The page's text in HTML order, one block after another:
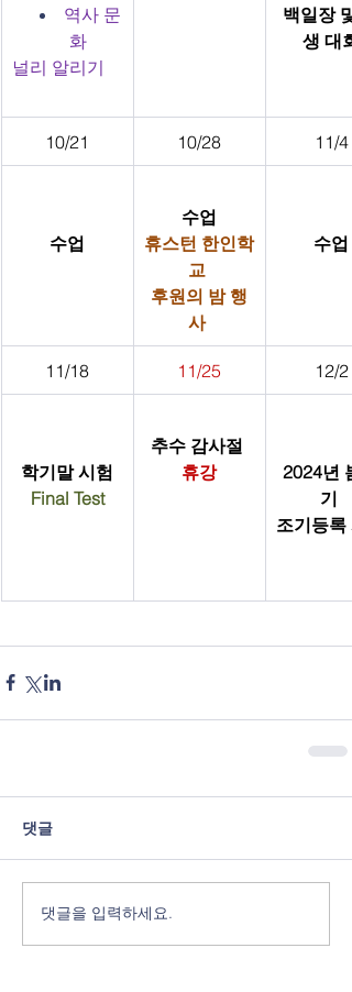
역사 문
화
널리 알리기
백일장
생 대회
10/21 10/28 11/4
수업
수업
휴스턴 한인학
교
후원의 밤 행
사
수업
11/18 11/25 12/2
학기말 시험
Final Test
추수 감사절
휴강
2024년
기
조기등록
댓글
댓글을 입력하세요.